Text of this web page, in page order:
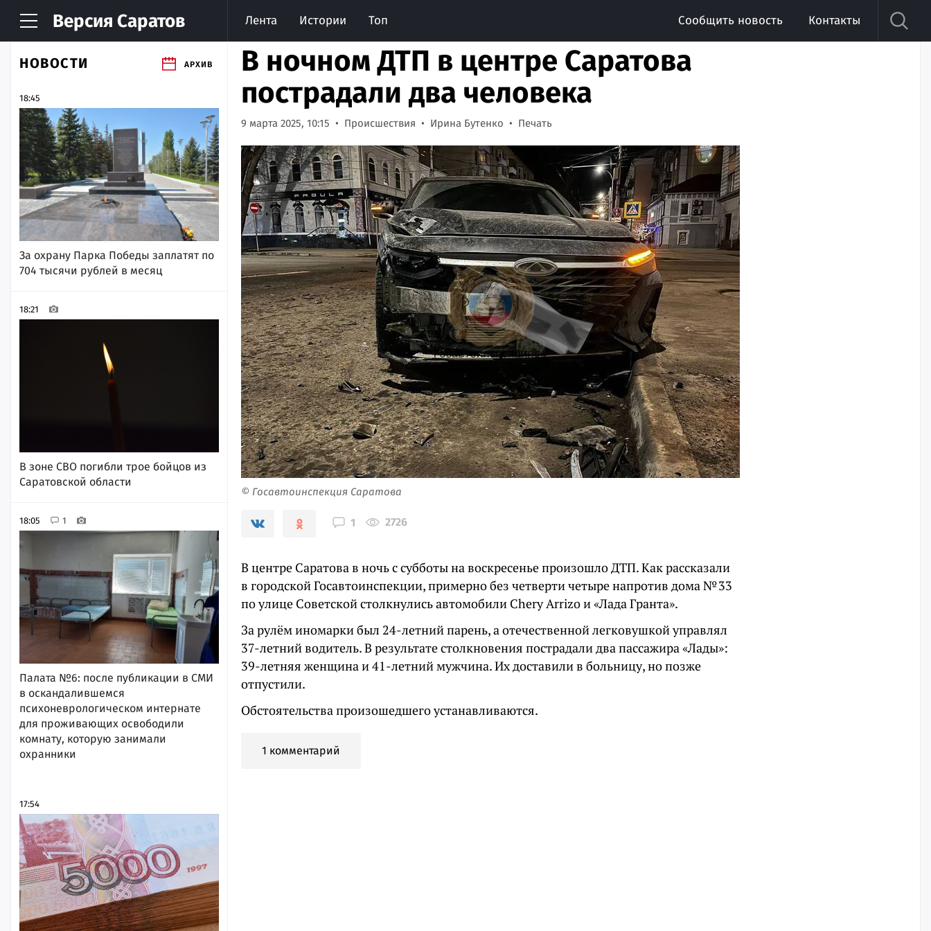
Версия Саратов Лента Истории Топ Сообщить новость Контакты
НОВОСТИ АРХИВ
18:45
За охрану Парка Победы заплатят по
704 тысячи рублей в месяц
18:21
В зоне СВО погибли трое бойцов из
Саратовской области
18:05 1
Палата №6: после публикации в СМИ
в оскандалившемся
психоневрологическом интернате
для проживающих освободили
комнату, которую занимали
охранники
17:54
В ночном ДТП в центре Саратова
пострадали два человека
9 марта 2025, 10:15 Происшествия Ирина Бутенко Печать
© Госавтоинспекция Саратова
1 2726
В центре Саратова в ночь с субботы на воскресенье произошло ДТП. Как рассказали
в городской Госавтоинспекции, примерно без четверти четыре напротив дома № 33
по улице Советской столкнулись автомобили Chery Arrizo и «Лада Гранта».
За рулём иномарки был 24-летний парень, а отечественной легковушкой управлял
37-летний водитель. В результате столкновения пострадали два пассажира «Лады»:
39-летняя женщина и 41-летний мужчина. Их доставили в больницу, но позже
отпустили.
Обстоятельства произошедшего устанавливаются.
1 комментарий